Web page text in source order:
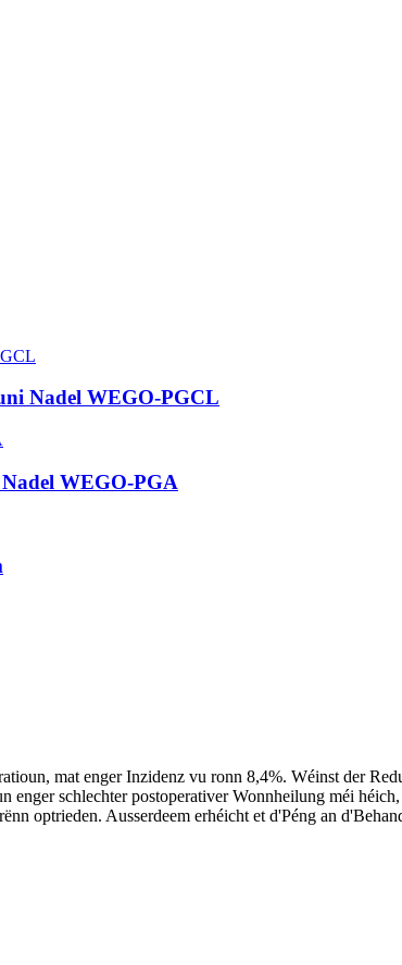
Nadel WEGO-PGCL
WEGO-PGA
mat enger Inzidenz vu ronn 8,4%. Wéinst der
enger schlechter postoperativer Wonnheilung méi
optrieden. Ausserdeem erhéicht et d'Péng an